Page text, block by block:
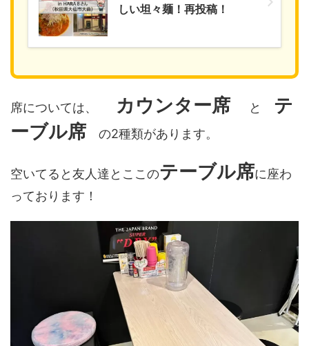
しい坦々麺！再投稿！
席については、 カウンター席 と テ
ーブル席 の2種類があります。
空いてると友人達とここのテーブル席に座わ
っております！